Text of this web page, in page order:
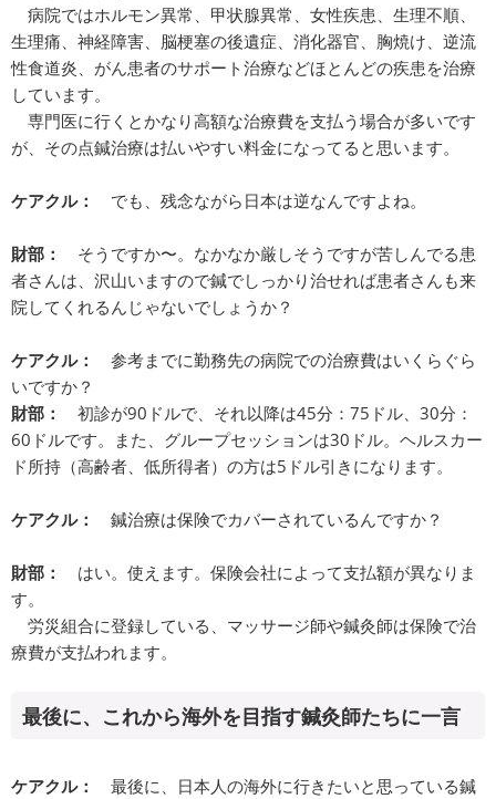
病院ではホルモン異常、甲状腺異常、女性疾患、生理不順、
生理痛、神経障害、脳梗塞の後遺症、消化器官、胸焼け、逆流
性食道炎、がん患者のサポート治療などほとんどの疾患を治療
しています。
専門医に行くとかなり高額な治療費を支払う場合が多いです
が、その点鍼治療は払いやすい料金になってると思います。
ケアクル： でも、残念ながら日本は逆なんですよね。
財部：
そうですか〜。なかなか厳しそうですが苦しんでる患
者さんは、沢山いますので鍼でしっかり治せれば患者さんも来
院してくれるんじゃないでしょうか？
ケアクル：
参考までに勤務先の病院での治療費はいくらぐら
いですか？
財部：
初診が90ドルで、それ以降は45分：75ドル、30分：
60ドルです。また、グループセッションは30ドル。ヘルスカー
ド所持（高齢者、低所得者）の方は5ドル引きになります。
ケアクル： 鍼治療は保険でカバーされているんですか？
財部：
はい。使えます。保険会社によって支払額が異なりま
す。
労災組合に登録している、マッサージ師や鍼灸師は保険で治
療費が支払われます。
最後に、これから海外を目指す鍼灸師たちに一言
ケアクル：
最後に、日本人の海外に行きたいと思っている鍼